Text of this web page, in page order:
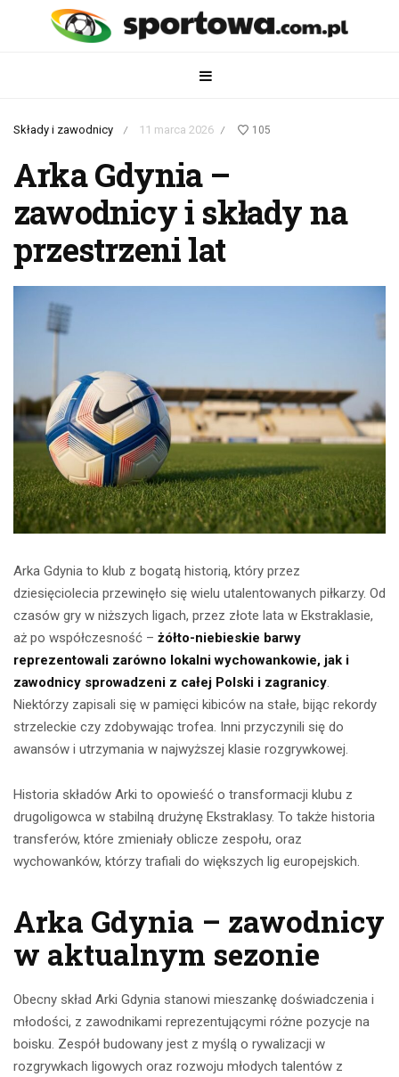
Składy i zawodnicy / 11 marca 2026 / 105
Arka Gdynia –
zawodnicy i składy na
przestrzeni lat
Arka Gdynia to klub z bogatą historią, który przez
dziesięciolecia przewinęło się wielu utalentowanych piłkarzy. Od
czasów gry w niższych ligach, przez złote lata w Ekstraklasie,
aż po współczesność – żółto-niebieskie barwy
reprezentowali zarówno lokalni wychowankowie, jak i
zawodnicy sprowadzeni z całej Polski i zagranicy.
Niektórzy zapisali się w pamięci kibiców na stałe, bijąc rekordy
strzeleckie czy zdobywając trofea. Inni przyczynili się do
awansów i utrzymania w najwyższej klasie rozgrywkowej.
Historia składów Arki to opowieść o transformacji klubu z
drugoligowca w stabilną drużynę Ekstraklasy. To także historia
transferów, które zmieniały oblicze zespołu, oraz
wychowanków, którzy trafiali do większych lig europejskich.
Arka Gdynia – zawodnicy
w aktualnym sezonie
Obecny skład Arki Gdynia stanowi mieszankę doświadczenia i
młodości, z zawodnikami reprezentującymi różne pozycje na
boisku. Zespół budowany jest z myślą o rywalizacji w
rozgrywkach ligowych oraz rozwoju młodych talentów z